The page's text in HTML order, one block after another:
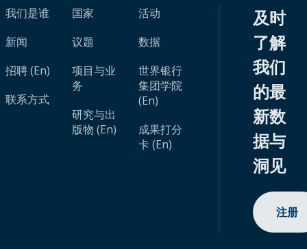
我们是谁
新闻
招聘 (En)
联系方式
国家
议题
项目与业
务
研究与出
版物 (En)
活动
数据
世界银行
集团学院
(En)
成果打分
卡 (En)
及时
了解
我们
的最
新数
据与
洞见
注册